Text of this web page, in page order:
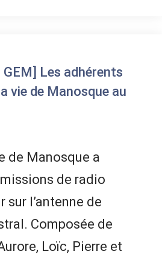
GEM] Les adhérents
vie de Manosque au
de Manosque a
de radio
l’antenne de
Composée de
Loïc, Pierre et